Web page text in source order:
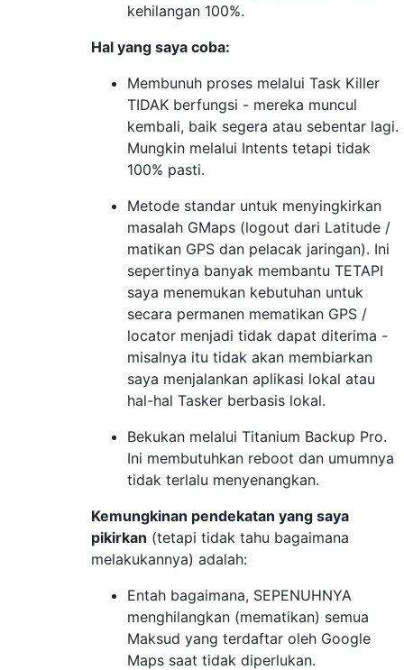
kehilangan 100%.
Hal yang saya coba:
Membunuh proses melalui Task Killer
TIDAK berfungsi - mereka muncul
kembali, baik segera atau sebentar lagi.
Mungkin melalui Intents tetapi tidak
100% pasti.
Metode standar untuk menyingkirkan
masalah GMaps (logout dari Latitude /
matikan GPS dan pelacak jaringan). Ini
sepertinya banyak membantu TETAPI
saya menemukan kebutuhan untuk
secara permanen mematikan GPS /
locator menjadi tidak dapat diterima -
misalnya itu tidak akan membiarkan
saya menjalankan aplikasi lokal atau
hal-hal Tasker berbasis lokal.
Bekukan melalui Titanium Backup Pro.
Ini membutuhkan reboot dan umumnya
tidak terlalu menyenangkan.
Kemungkinan pendekatan yang saya
pikirkan (tetapi tidak tahu bagaimana
melakukannya) adalah:
Entah bagaimana, SEPENUHNYA
menghilangkan (mematikan) semua
Maksud yang terdaftar oleh Google
Maps saat tidak diperlukan.